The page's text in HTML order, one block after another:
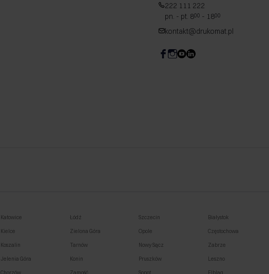
222 111 222
pn. - pt. 800 - 1800
kontakt@drukomat.pl
Katowice Łódź Szczecin Białystok
Kielce Zielona Góra Opole Częstochowa
Koszalin Tarnów Nowy Sącz Zabrze
Jelenia Góra Konin Pruszków Leszno